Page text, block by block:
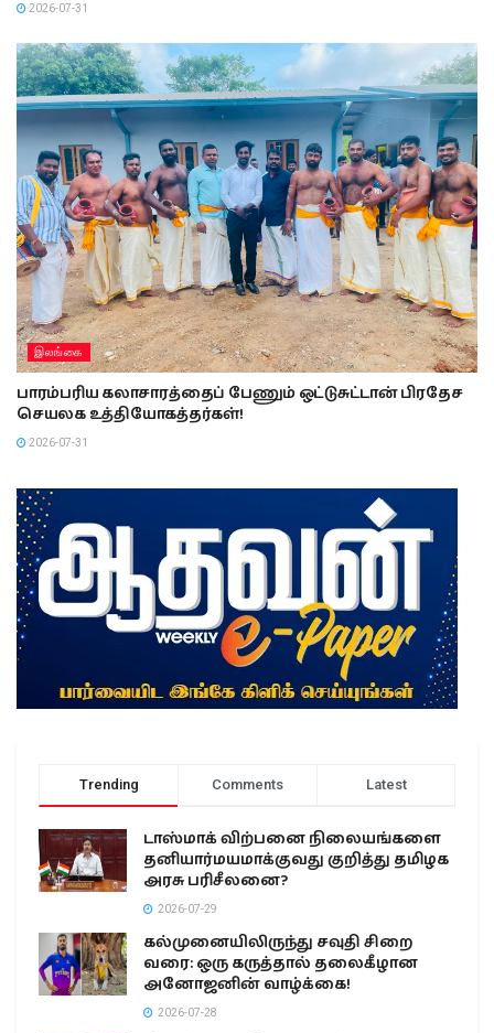
2026-07-31
இலங்கை
பாரம்பரிய கலாசாரத்தைப் பேணும் ஒட்டுசுட்டான் பிரதேச
செயலக உத்தியோகத்தர்கள்!
2026-07-31
Trending Comments Latest
டாஸ்மாக் விற்பனை நிலையங்களை
தனியார்மயமாக்குவது குறித்து தமிழக
அரசு பரிசீலனை?
2026-07-29
கல்முனையிலிருந்து சவுதி சிறை
வரை: ஒரு கருத்தால் தலைகீழான
அனோஜனின் வாழ்க்கை!
2026-07-28